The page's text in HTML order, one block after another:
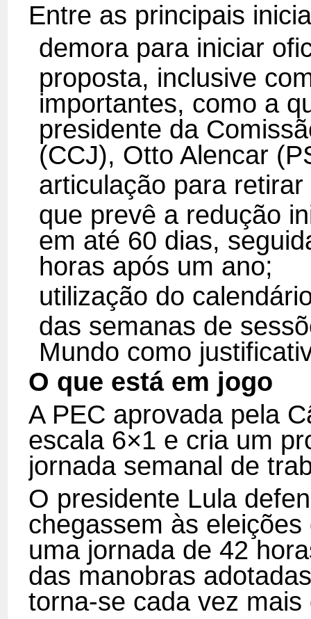
Entre as principais
demora para iniciar
proposta, inclusive
importantes, como a
presidente da
(CCJ), Otto Alencar
articulação para
que prevê a redução
em até 60 dias,
horas após um ano;
utilização do
das semanas de
Mundo como
O que está em jogo
A PEC aprovada pela
escala 6×1 e cria um
jornada semanal de
O presidente Lula
chegassem às
uma jornada de 42
das manobras
torna-se cada vez mais